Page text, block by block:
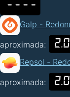
----
Galp -
aproximada:
Repsol -
aproximada: